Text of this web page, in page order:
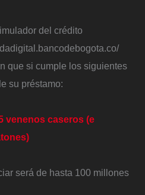
del crédito
que si cumple los siguientes
su préstamo:
venenos caseros (e
será de hasta 100 millones